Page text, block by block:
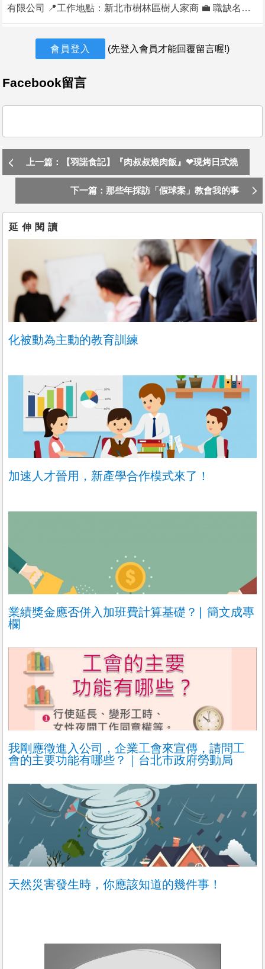
有限公司 📍工作地點：新北市樹林區樹人家商 💼 職缺名
稱：中式廚房餐廚助手 🔎【我們在找這樣的你】 你在中式
廚房已有1年以上實戰經驗，對食材處理、烹調流程與餐廳
節奏駕輕就熟， 重視效率與細節、具備專業廚藝精神，並且
早餐店廚房操作，如食材的處理、準備與測量，確保餐點製
內設備並維護正常運作 3. 維護工作環境之清潔與衛生，落實
✅ 已合作：和碩、聯發科、臺大、台科大等知名機關與企業
✅ 領導團隊：由資深主廚團隊領軍，講究專業、穩定與實力
✅ 誠信經營15年，擁有業界口碑與食安信賴 ✅ 工作內容清
楚、制度穩健、升遷透明 🎁【員工福利】 我們相信好團隊
需要好待遇： 三節禮金與全勤獎金、生日禮金、績效獎金
免費供餐 健保、勞保、勞退、職災保險與團保 制服提供
【期待您的加入】 如果你對中式餐飲有熱忱、重視品質、希
望在穩健成長的環境中持續精進， 昊翰食品邀請你加入，與
主廚團隊一同端出台灣餐桌的每一道誠意與美味。 ✔️ 不只是
助手角色，我們重視實戰與責任感 ✔️ 有經驗者將可參與菜單
規劃與作業流程優化 📩 請在上班日10:00-16:00，或晚上19:
00-22:00致電王副店長，合適者我們將盡快與您聯繫安排面
試。
會員登入 (先登入會員才能回覆留言喔!)
Facebook留言
上一篇：【羽諾食記】『肉叔叔燒肉飯』❤現烤日式燒
肉便當❤吳興商圈/北醫美食推薦
下一篇：那些年採訪「假球案」教會我的事
延伸閱讀
化被動為主動的教育訓練
加速人才晉用，新產學合作模式來了！
業績獎金應否併入加班費計算基礎？∣ 簡文成專
欄
我剛應徵進入公司，企業工會來宣傳，請問工
會的主要功能有哪些？｜台北市政府勞動局
天然災害發生時，你應該知道的幾件事！